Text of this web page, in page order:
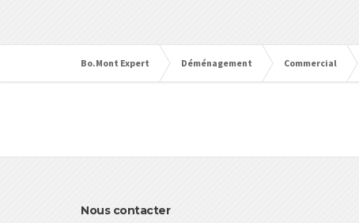
Bo.Mont Expert Déménagement Commercial
Nous contacter